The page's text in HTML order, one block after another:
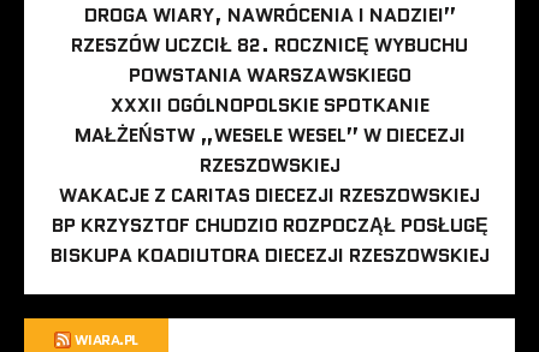
DROGA WIARY, NAWRÓCENIA I NADZIEI”
RZESZÓW UCZCIŁ 82. ROCZNICĘ WYBUCHU
POWSTANIA WARSZAWSKIEGO
XXXII OGÓLNOPOLSKIE SPOTKANIE
MAŁŻEŃSTW „WESELE WESEL” W DIECEZJI
RZESZOWSKIEJ
WAKACJE Z CARITAS DIECEZJI RZESZOWSKIEJ
BP KRZYSZTOF CHUDZIO ROZPOCZĄŁ POSŁUGĘ
BISKUPA KOADIUTORA DIECEZJI RZESZOWSKIEJ
WIARA.PL